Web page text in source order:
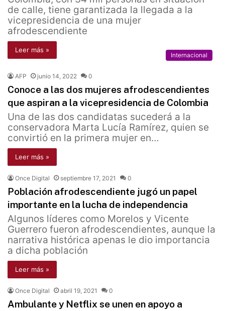
de calle, tiene garantizada la llegada a la
vicepresidencia de una mujer
afrodescendiente
Leer más »
Internacional
AFP junio 14, 2022 0
Conoce a las dos mujeres afrodescendientes
que aspiran a la vicepresidencia de Colombia
Una de las dos candidatas sucederá a la
conservadora Marta Lucía Ramírez, quien se
convirtió en la primera mujer en…
Leer más »
Once Digital septiembre 17, 2021 0
Población afrodescendiente jugó un papel
importante en la lucha de independencia
Algunos líderes como Morelos y Vicente
Guerrero fueron afrodescendientes, aunque la
narrativa histórica apenas le dio importancia
a dicha población
Leer más »
Once Digital abril 19, 2021 0
Ambulante y Netflix se unen en apoyo a